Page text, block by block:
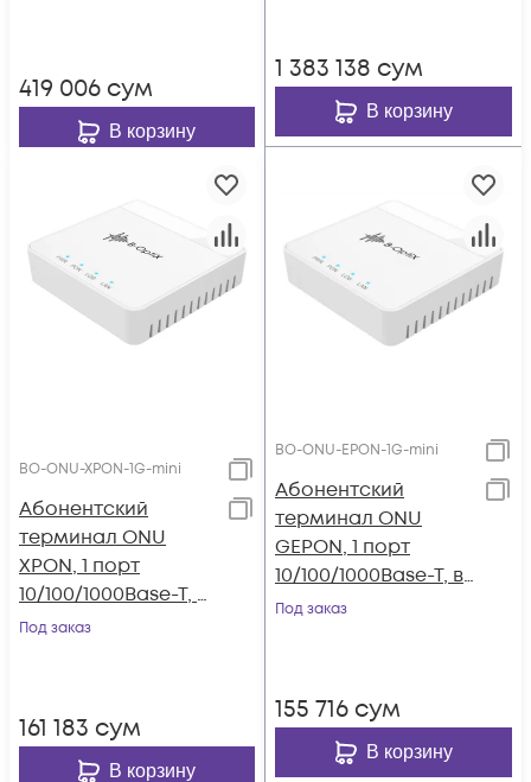
419 006 сум
В корзину
1 383 138 сум
В корзину
BO-ONU-XPON-1G-mini
Абонентский
терминал ONU
XPON, 1 порт
10/100/1000Base-T, в
мини корпусе.
Под заказ
161 183 сум
В корзину
BO-ONU-EPON-1G-mini
Абонентский
терминал ONU
GEPON, 1 порт
10/100/1000Base-T, в
мини корпусе
Под заказ
155 716 сум
В корзину